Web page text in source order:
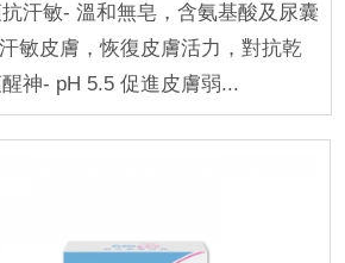
汗敏- 溫和無皂，含氨基酸及尿囊
敏皮膚，恢復皮膚活力，對抗乾
神- pH 5.5 促進皮膚弱...